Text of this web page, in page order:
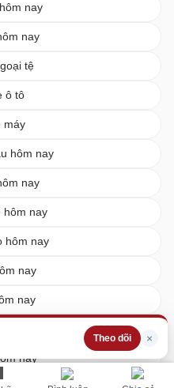
Theo dõi ×
nay
nay
tệ
ô tô
máy
hôm nay
nay
hôm nay
hôm nay
nay
nay
nay